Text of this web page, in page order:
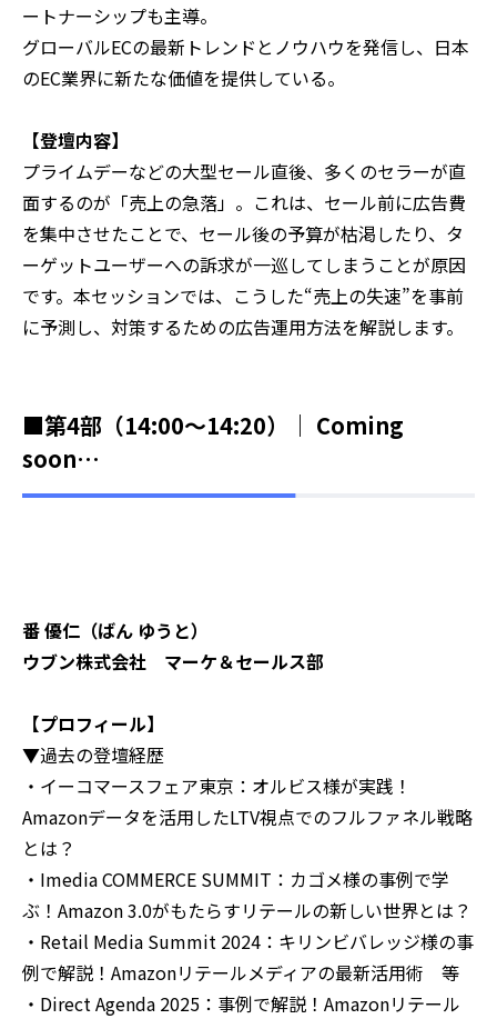
ートナーシップも主導。
グローバルECの最新トレンドとノウハウを発信し、日本
のEC業界に新たな価値を提供している。
【登壇内容】‍
プライムデーなどの大型セール直後、多くのセラーが直
面するのが「売上の急落」。これは、セール前に広告費
を集中させたことで、セール後の予算が枯渇したり、タ
ーゲットユーザーへの訴求が一巡してしまうことが原因
です。本セッションでは、こうした“売上の失速”を事前
に予測し、対策するための広告運用方法を解説します。
■第4部（14:00～14:20）｜ Coming
soon…
番 優仁（ばん ゆうと）
ウブン株式会社 マーケ＆セールス部
【プロフィール】
▼過去の登壇経歴
・イーコマースフェア東京：オルビス様が実践！
Amazonデータを活用したLTV視点でのフルファネル戦略
とは？
・Imedia COMMERCE SUMMIT：カゴメ様の事例で学
ぶ！Amazon 3.0がもたらすリテールの新しい世界とは？
・Retail Media Summit 2024：キリンビバレッジ様の事
例で解説！Amazonリテールメディアの最新活用術 等
・Direct Agenda 2025：事例で解説！Amazonリテール